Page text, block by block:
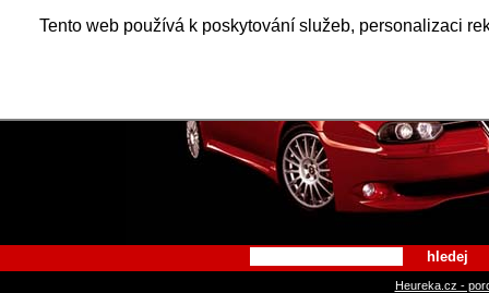
Tento web používá k poskytování služeb, personalizaci
Alfa
hledej
Heureka.cz -